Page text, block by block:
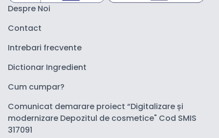
Despre Noi
Contact
Intrebari frecvente
Dictionar Ingredient
Cum cumpar?
Comunicat demarare proiect “Digitalizare și
modernizare Depozitul de cosmetice" Cod SMIS
317091